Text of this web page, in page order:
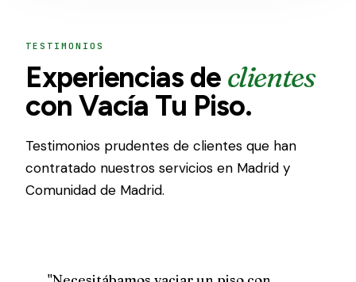
TESTIMONIOS
Experiencias de clientes
con Vacía Tu Piso.
Testimonios prudentes de clientes que han
contratado nuestros servicios en Madrid y
Comunidad de Madrid.